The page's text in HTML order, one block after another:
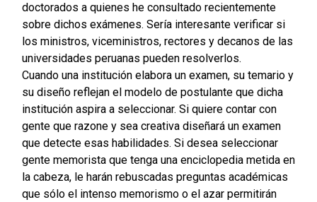
doctorados a quienes he consultado recientemente
sobre dichos exámenes. Sería interesante verificar si
los ministros, viceministros, rectores y decanos de las
universidades peruanas pueden resolverlos.
Cuando una institución elabora un examen, su temario y
su diseño reflejan el modelo de postulante que dicha
institución aspira a seleccionar. Si quiere contar con
gente que razone y sea creativa diseñará un examen
que detecte esas habilidades. Si desea seleccionar
gente memorista que tenga una enciclopedia metida en
la cabeza, le harán rebuscadas preguntas académicas
que sólo el intenso memorismo o el azar permitirán